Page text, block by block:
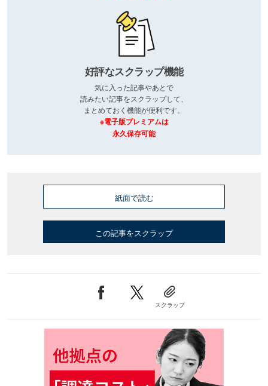
好評なスクラップ機能
気に入った記事やあとで
読みたい記事をスクラップして、
まとめておく機能が便利です。
※電子版プレミアムは
永久保存可能
紙面で読む
この記事をスクラップ
スクラップ